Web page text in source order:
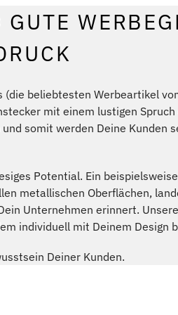
beliebtesten Werbeartikel
mit einem lustigen
somit werden Deine Kunden
Potential. Ein
metallischen Oberflächen,
Unternehmen erinnert.
individuell mit Deinem Design
Deiner Kunden.